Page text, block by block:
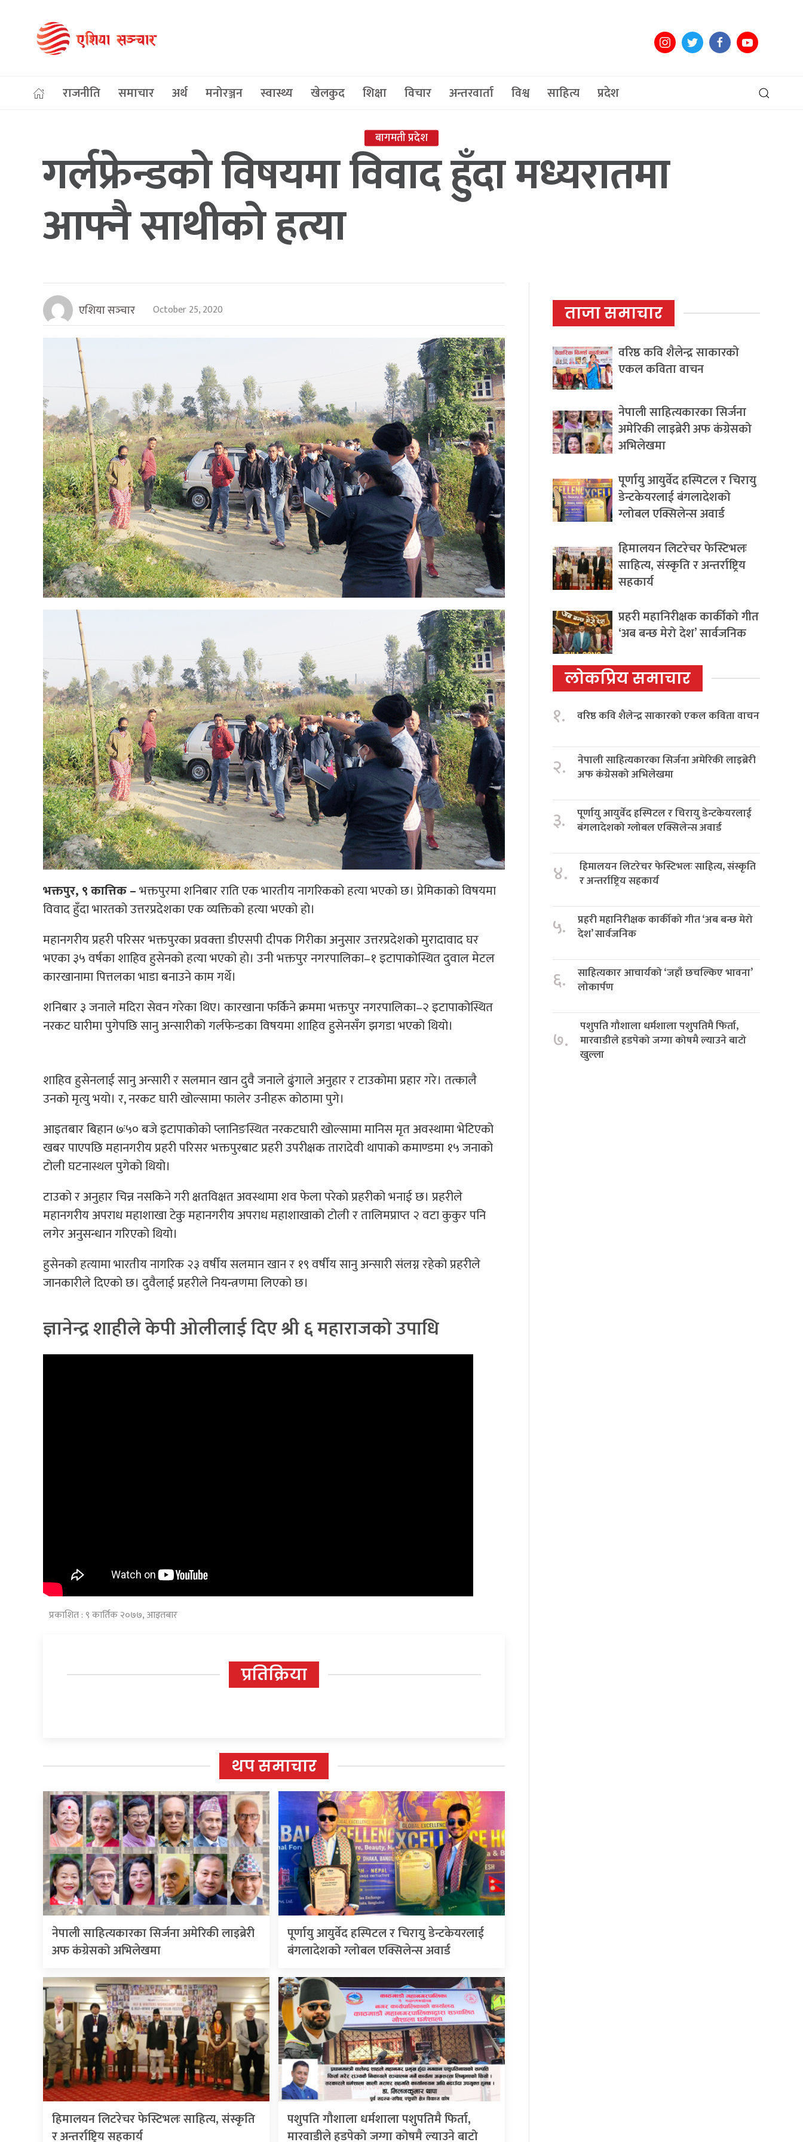
राजनीति समाचार अर्थ मनोरञ्जन स्वास्थ्य खेलकुद शिक्षा विचार अन्तरवार्ता विश्व साहित्य प्रदेश
बागमती प्रदेश
गर्लफ्रेन्डको विषयमा विवाद हुँदा मध्यरातमा
आफ्नै साथीको हत्या
एशिया सञ्‍चार October 25, 2020
भक्तपुर, ९ कात्तिक –भक्तपुरमा शनिबार राति एक भारतीय नागरिकको हत्या भएको छ। प्रेमिकाको विषयमा
विवाद हुँदा भारतको उत्तरप्रदेशका एक व्यक्तिको हत्या भएको हो।
महानगरीय प्रहरी परिसर भक्तपुरका प्रवक्‍ता डीएसपी दीपक गिरीका अनुसार उत्तरप्रदेशको मुरादावाद घर
भएका ३५ वर्षका शाहिव हुसेनको हत्या भएको हो। उनी भक्तपुर नगरपालिका–१ इटापाकोस्थित दुवाल मेटल
कारखानामा पित्तलका भाडा बनाउने काम गर्थे।
शनिबार ३ जनाले मदिरा सेवन गरेका थिए। कारखाना फर्किने क्रममा भक्तपुर नगरपालिका–२ इटापाकोस्थित
नरकट घारीमा पुगेपछि सानु अन्सारीको गर्लफेन्डका विषयमा शाहिव हुसेनसँग झगडा भएको थियो।
शाहिव हुसेनलाई सानु अन्सारी र सलमान खान दुवै जनाले ढुंगाले अनुहार र टाउकोमा प्रहार गरे। तत्कालै
उनको मृत्यु भयो। र, नरकट घारी खोल्सामा फालेर उनीहरू कोठामा पुगे।
आइतबार बिहान ७ः५० बजे इटापाकोको प्लानिङस्थित नरकटघारी खोल्सामा मानिस मृत अवस्थामा भेटिएको
खबर पाएपछि महानगरीय प्रहरी परिसर भक्तपुरबाट प्रहरी उपरीक्षक तारादेवी थापाको कमाण्डमा १५ जनाको
टोली घटनास्थल पुगेको थियो।
टाउको र अनुहार चिन्न नसकिने गरी क्षतविक्षत अवस्थामा शव फेला परेकाे प्रहरीको भनाई छ। प्रहरीले
महानगरीय अपराध महाशाखा टेकु महानगरीय अपराध महाशाखाको टोली र तालिमप्राप्त २ वटा कुकुर पनि
लगेर अनुसन्धान गरिएको थियो।
हुसेनको हत्यामा भारतीय नागरिक २३ वर्षीय सलमान खान र १९ वर्षीय सानु अन्सारी संलग्न रहेको प्रहरीले
जानकारीले दिएको छ। दुवैलाई प्रहरीले नियन्त्रणमा लिएको छ।
ज्ञानेन्द्र शाहीले केपी ओलीलाई दिए श्री ६ महाराजको उपाधि
प्रकाशित : ९ कार्तिक २०७७, आइतबार
प्रतिक्रिया
थप समाचार
नेपाली साहित्यकारका सिर्जना अमेरिकी लाइब्रेरी
अफ कंग्रेसको अभिलेखमा
पूर्णायु आयुर्वेद हस्पिटल र चिरायु डेन्टकेयरलाई
बंगलादेशको ग्लोबल एक्सिलेन्स अवार्ड
हिमालयन लिटरेचर फेस्टिभलः साहित्य, संस्कृति
र अन्तर्राष्ट्रिय सहकार्य
पशुपति गौशाला धर्मशाला पशुपतिमै फिर्ता,
मारवाडीले हडपेको जग्गा कोषमै ल्याउने बाटो
ताजा समाचार
वरिष्ठ कवि शैलेन्द्र साकारको
एकल कविता वाचन
नेपाली साहित्यकारका सिर्जना
अमेरिकी लाइब्रेरी अफ कंग्रेसको
अभिलेखमा
पूर्णायु आयुर्वेद हस्पिटल र चिरायु
डेन्टकेयरलाई बंगलादेशको
ग्लोबल एक्सिलेन्स अवार्ड
हिमालयन लिटरेचर फेस्टिभलः
साहित्य, संस्कृति र अन्तर्राष्ट्रिय
सहकार्य
प्रहरी महानिरीक्षक कार्कीको गीत
‘अब बन्छ मेरो देश’ सार्वजनिक
लोकप्रिय समाचार
१. वरिष्ठ कवि शैलेन्द्र साकारको एकल कविता वाचन
२.
नेपाली साहित्यकारका सिर्जना अमेरिकी लाइब्रेरी
अफ कंग्रेसको अभिलेखमा
३.
पूर्णायु आयुर्वेद हस्पिटल र चिरायु डेन्टकेयरलाई
बंगलादेशको ग्लोबल एक्सिलेन्स अवार्ड
४.
हिमालयन लिटरेचर फेस्टिभलः साहित्य, संस्कृति
र अन्तर्राष्ट्रिय सहकार्य
५.
प्रहरी महानिरीक्षक कार्कीको गीत ‘अब बन्छ मेरो
देश’ सार्वजनिक
६.
साहित्यकार आचार्यको ‘जहाँ छचल्किए भावना’
लोकार्पण
७.
पशुपति गौशाला धर्मशाला पशुपतिमै फिर्ता,
मारवाडीले हडपेको जग्गा कोषमै ल्याउने बाटो
खुल्ला